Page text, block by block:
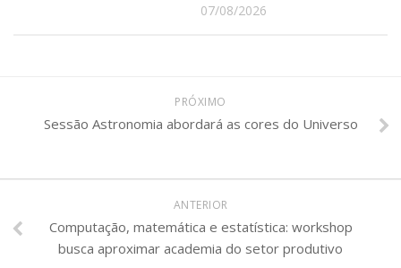
RH, Administrativo e Financeiro
Comunicação
Aplicativos e Sites
Jornal da USP
Agenda de Eventos
07/08/2026
PRÓXIMO
Sessão Astronomia abordará as cores do Universo
ANTERIOR
Computação, matemática e estatística: workshop
busca aproximar academia do setor produtivo